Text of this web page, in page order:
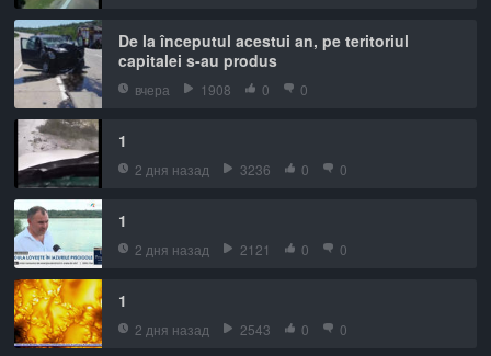
De la începutul acestui an, pe teritoriul
capitalei s-au produs
вчера 1908 0 0
1
2 дня назад 3236 0 0
1
2 дня назад 2121 0 0
1
2 дня назад 2543 0 0